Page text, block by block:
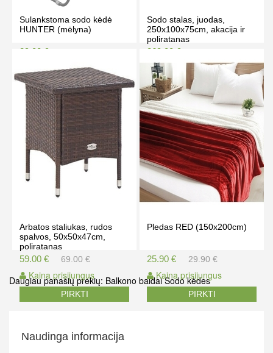
Sulankstoma sodo kėdė
HUNTER (mėlyna)
29.00 €
Kaina prisijungus
PIRKTI
Sodo stalas, juodas,
250x100x75cm, akacija ir
poliratanas
269.00 €
Kaina prisijungus
PIRKTI
Arbatos staliukas, rudos
spalvos, 50x50x47cm,
poliratanas
59.00 €
Kaina prisijungus
69.00 €
PIRKTI
Pledas RED (150x200cm)
25.90 €
Kaina prisijungus
29.90 €
PIRKTI
Daugiau panašių prekių: Balkono baldai Sodo kėdes
Naudinga informacija